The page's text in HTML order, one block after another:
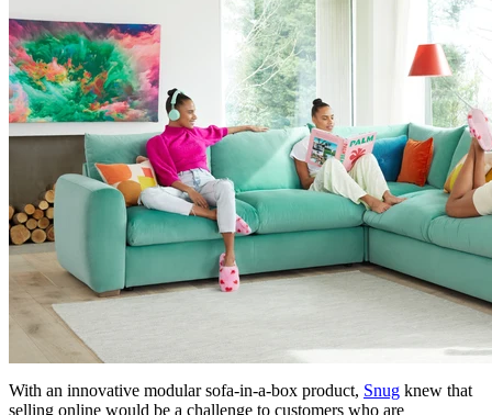
With an innovative modular sofa-in-a-box product, Snug knew that
selling online would be a challenge to customers who are